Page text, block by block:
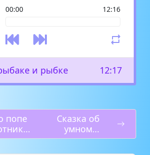
00:00 12:16
и рыбке 12:17
попе
Сказка об
умном
мышонке